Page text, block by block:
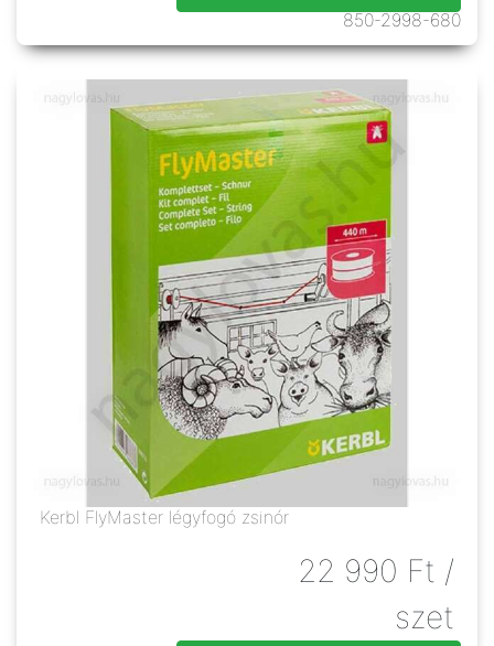
850-2998-680
Kerbl FlyMaster légyfogó zsinór
22 990 Ft /
szet